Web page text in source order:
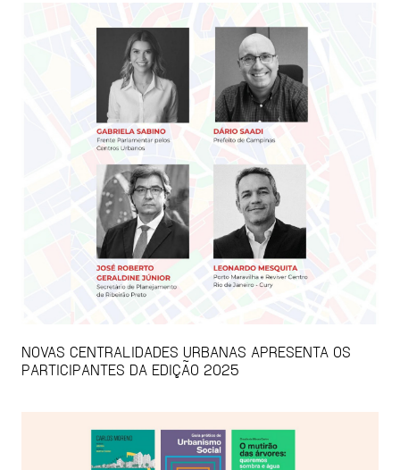
NOVAS CENTRALIDADES URBANAS APRESENTA OS
PARTICIPANTES DA EDIÇÃO 2025